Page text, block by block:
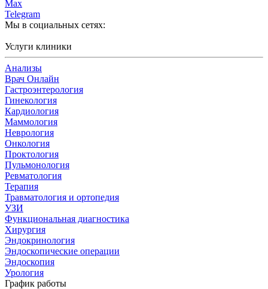
Max
Telegram
Мы в социальных сетях:
Услуги клиники
Анализы
Врач Онлайн
Гастроэнтерология
Гинекология
Кардиология
Маммология
Неврология
Онкология
Проктология
Пульмонология
Ревматология
Терапия
Травматология и ортопедия
УЗИ
Функциональная диагностика
Хирургия
Эндокринология
Эндоскопические операции
Эндоскопия
Урология
График работы